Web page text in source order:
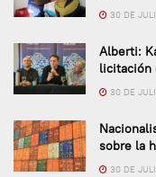
30 DE
Alberti:
licitación
30 DE
sobre la
30 DE